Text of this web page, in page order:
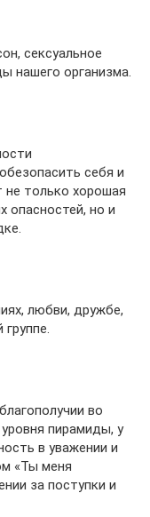
сексуальное
нашего организма.
себя и
не только хорошая
опасностей, но и
любви, дружбе,
во
пирамиды, у
в уважении и
«Ты меня
за поступки и